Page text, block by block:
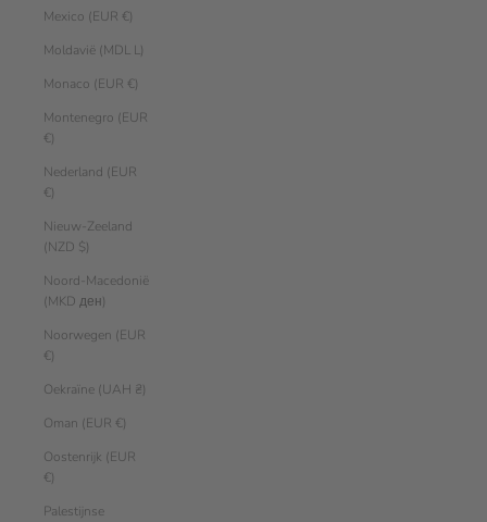
Mexico (EUR €)
Moldavië (MDL L)
Monaco (EUR €)
Montenegro (EUR
€)
Nederland (EUR
€)
Nieuw-Zeeland
(NZD $)
Noord-Macedonië
(MKD ден)
Noorwegen (EUR
€)
Oekraïne (UAH ₴)
Oman (EUR €)
Oostenrijk (EUR
€)
Palestijnse